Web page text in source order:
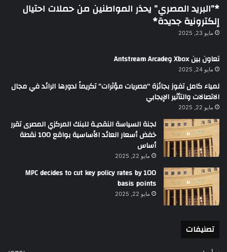
*”البريد المصري” يحذر المواطنين من حملات احتيال
إلكترونية جديدة*
مايو 23, 2025
تعاون بين Xbox وAntstream Arcade
مايو 24, 2025
لمياء كامل تفوز بجائزة “مصريات مؤثرات” تكريماً لدورها الرائد في مجال
الاتصالات والتأثير الإيجابي
مايو 22, 2025
لجنة السياسة النقديـة للبنك المركزي المصرى تقرر
خفض أسعار العائد الأساسية بواقع 100 نقطة
أساس
مايو 22, 2025
MPC decides to cut key policy rates by 100
basis points
مايو 22, 2025
تصنيفات